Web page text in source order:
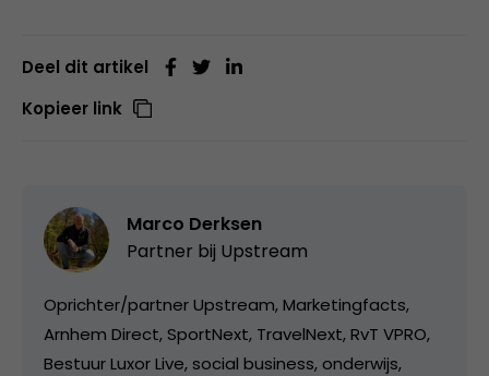
Deel dit artikel
Kopieer link
Marco Derksen
Partner bij Upstream
Oprichter/partner Upstream, Marketingfacts,
Arnhem Direct, SportNext, TravelNext, RvT VPRO,
Bestuur Luxor Live, social business, onderwijs,